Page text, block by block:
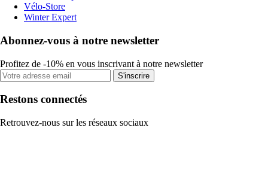
Vélo-Store
Winter Expert
Abonnez-vous à notre newsletter
Profitez de -10% en vous inscrivant à notre newsletter
S'inscrire
Restons connectés
Retrouvez-nous sur les réseaux sociaux